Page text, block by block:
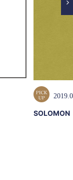
SOLOMON